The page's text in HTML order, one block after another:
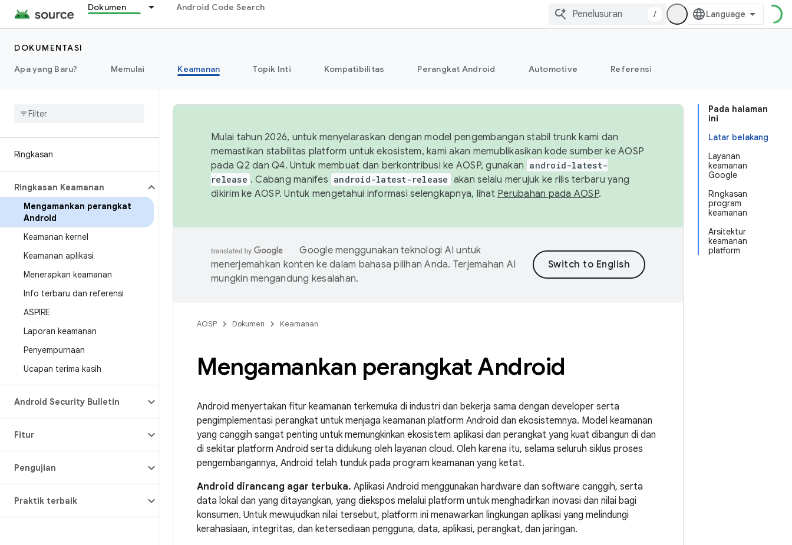
Dokumen Android Code Search
/
DOKUMENTASI
Apa yang Baru?
Memulai Keamanan Topik Inti Kompatibilitas Perangkat Android Automotive Referensi
Ringkasan
Ringkasan Keamanan
Mengamankan perangkat
Android
Keamanan kernel
Keamanan aplikasi
Menerapkan keamanan
Info terbaru dan referensi
ASPIRE
Laporan keamanan
Penyempurnaan
Ucapan terima kasih
Android Security Bulletin
Fitur
Pengujian
Praktik terbaik
Pada halaman
ini
Latar belakang
Layanan
keamanan
Google
Ringkasan
program
keamanan
Arsitektur
keamanan
platform
Mulai tahun 2026, untuk menyelaraskan dengan model pengembangan stabil trunk kami dan
memastikan stabilitas platform untuk ekosistem, kami akan memublikasikan kode sumber ke AOSP
pada Q2 dan Q4. Untuk membuat dan berkontribusi ke AOSP, gunakan android-latest-
release . Cabang manifes android-latest-release akan selalu merujuk ke rilis terbaru yang
dikirim ke AOSP. Untuk mengetahui informasi selengkapnya, lihat Perubahan pada AOSP.
Google menggunakan teknologi AI untuk
menerjemahkan konten ke dalam bahasa pilihan Anda. Terjemahan AI
mungkin mengandung kesalahan.
AOSP Dokumen Keamanan
Mengamankan perangkat Android
Android menyertakan fitur keamanan terkemuka di industri dan bekerja sama dengan developer serta
pengimplementasi perangkat untuk menjaga keamanan platform Android dan ekosistemnya. Model keamanan
yang canggih sangat penting untuk memungkinkan ekosistem aplikasi dan perangkat yang kuat dibangun di dan
di sekitar platform Android serta didukung oleh layanan cloud. Oleh karena itu, selama seluruh siklus proses
pengembangannya, Android telah tunduk pada program keamanan yang ketat.
Android dirancang agar terbuka. Aplikasi Android menggunakan hardware dan software canggih, serta
data lokal dan yang ditayangkan, yang diekspos melalui platform untuk menghadirkan inovasi dan nilai bagi
konsumen. Untuk mewujudkan nilai tersebut, platform ini menawarkan lingkungan aplikasi yang melindungi
kerahasiaan, integritas, dan ketersediaan pengguna, data, aplikasi, perangkat, dan jaringan.